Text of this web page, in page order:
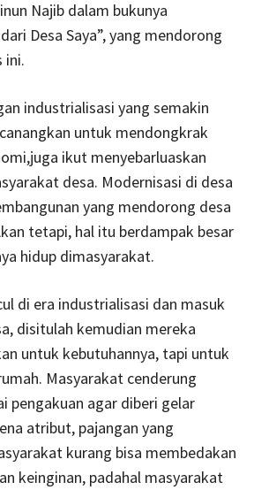
Najib dalam bukunya
Desa Saya”, yang mendorong
ini.
industrialisasi yang semakin
untuk mendongkrak
ikut menyebarluaskan
desa. Modernisasi di desa
yang mendorong desa
tetapi, hal itu berdampak besar
hidup dimasyarakat.
di era industrialisasi dan masuk
disitulah kemudian mereka
untuk kebutuhannya, tapi untuk
Masyarakat cenderung
pengakuan agar diberi gelar
atribut, pajangan yang
kurang bisa membedakan
keinginan, padahal masyarakat